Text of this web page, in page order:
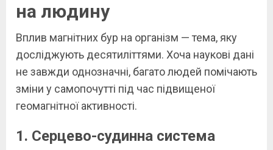
на людину
Вплив магнітних бур на організм — тема, яку
досліджують десятиліттями. Хоча наукові дані
не завжди однозначні, багато людей помічають
зміни у самопочутті під час підвищеної
геомагнітної активності.
1. Серцево-судинна система